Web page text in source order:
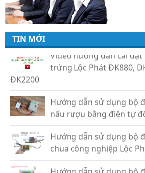
TIN MỚI
Video hướng dẫn cài
trứng Lộc Phát ĐK880,
ĐK2200
Hướng dẫn sử dụng bộ
Hướng dẫn sử dụng bộ
chua công nghiệp Lộc
Hướng dẫn sử dụng bộ
gold, nhiệt độ và ánh
Phát